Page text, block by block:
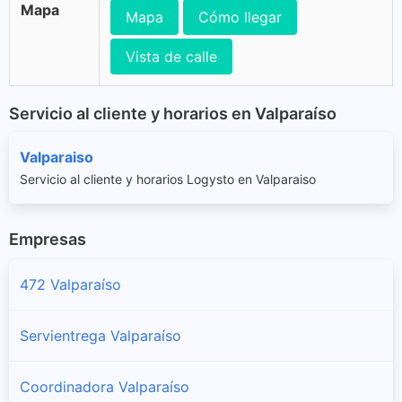
Mapa Mapa Cómo llegar
Vista de calle
Servicio al cliente y horarios en Valparaíso
Valparaiso
Servicio al cliente y horarios Logysto en Valparaiso
Empresas
472 Valparaíso
Servientrega Valparaíso
Coordinadora Valparaíso